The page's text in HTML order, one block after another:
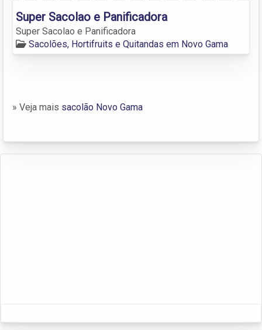
Super Sacolao e Panificadora
Super Sacolao e Panificadora
Sacolões, Hortifruits e Quitandas em Novo Gama
» Veja mais sacolão Novo Gama